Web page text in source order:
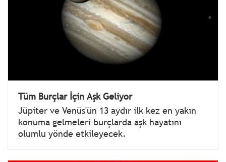
Tüm Burçlar İçin Aşk Geliyor
Jüpiter ve Venüs'ün 13 aydır ilk kez en yakın
konuma gelmeleri burçlarda aşk hayatını
olumlu yönde etkileyecek.